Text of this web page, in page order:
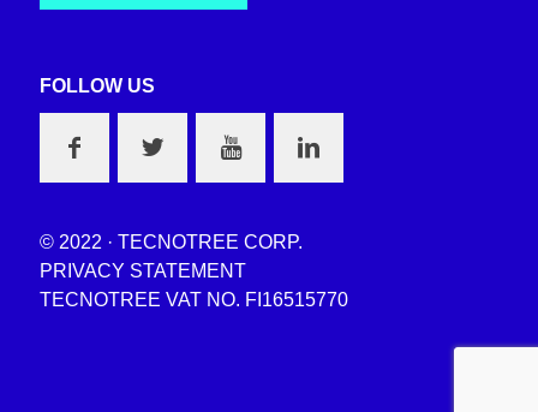
FOLLOW US
© 2022 · TECNOTREE CORP.
PRIVACY STATEMENT
TECNOTREE VAT NO. FI16515770